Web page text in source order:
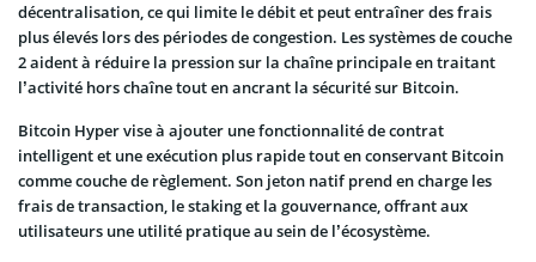
décentralisation, ce qui limite le débit et peut entraîner des frais
plus élevés lors des périodes de congestion. Les systèmes de couche
2 aident à réduire la pression sur la chaîne principale en traitant
l’activité hors chaîne tout en ancrant la sécurité sur Bitcoin.
Bitcoin Hyper vise à ajouter une fonctionnalité de contrat
intelligent et une exécution plus rapide tout en conservant Bitcoin
comme couche de règlement. Son jeton natif prend en charge les
frais de transaction, le staking et la gouvernance, offrant aux
utilisateurs une utilité pratique au sein de l’écosystème.